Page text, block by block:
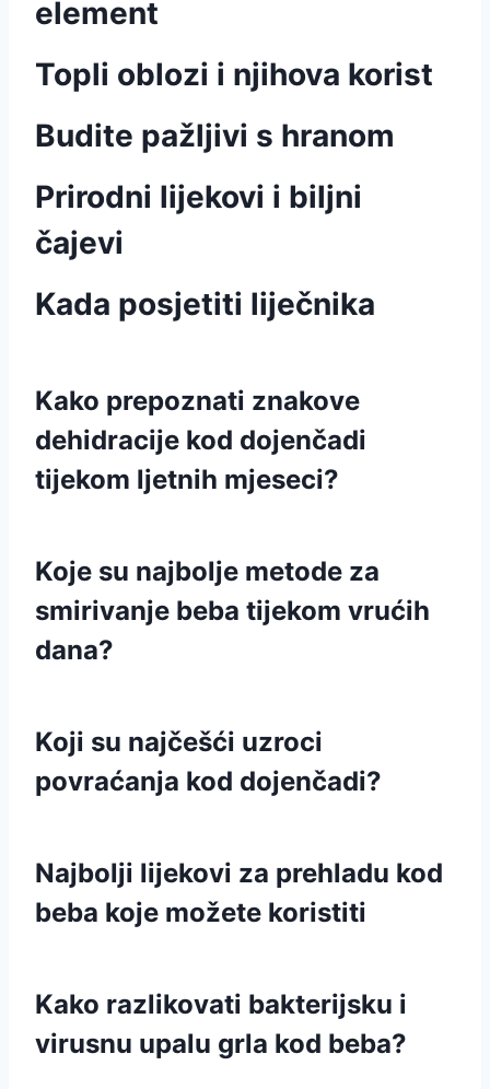
element
Topli oblozi i njihova korist
Budite pažljivi s hranom
Prirodni lijekovi i biljni
čajevi
Kada posjetiti liječnika
Kako prepoznati znakove
dehidracije kod dojenčadi
tijekom ljetnih mjeseci?
Koje su najbolje metode za
smirivanje beba tijekom vrućih
dana?
Koji su najčešći uzroci
povraćanja kod dojenčadi?
Najbolji lijekovi za prehladu kod
beba koje možete koristiti
Kako razlikovati bakterijsku i
virusnu upalu grla kod beba?